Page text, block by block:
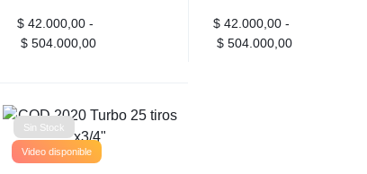
$ 42.000,00 -
$ 504.000,00
$ 42.000,00 -
$ 504.000,00
Sin Stock
Video disponible